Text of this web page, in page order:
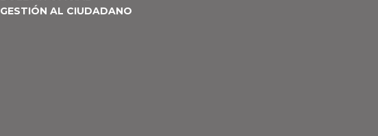
GESTIÓN AL CIUDADANO